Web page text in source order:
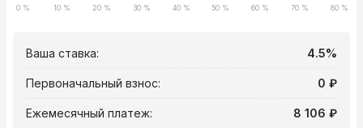
0 % 10 % 20 % 30 % 40 % 50 % 60 % 70 % 80 %
Ваша ставка: 4.5%
Первоначальный взнос: 0 ₽
Ежемесячный платеж: 8 106 ₽